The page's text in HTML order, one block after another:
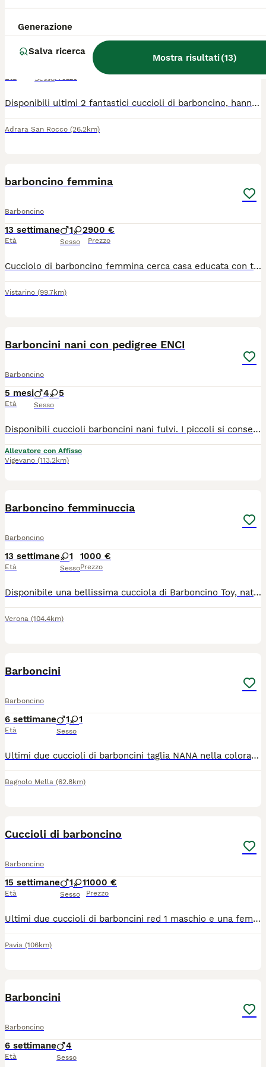
Generazione
Salva ricerca
Mostra risultati(13)
Barboncino
Età SessoPrezzo
Disponibili ultimi 2 fantastici cuccioli di barboncino, hanno 4 mesi e mezzo, ciclo vaccinale terminato, entrambi i genitori sono di mia proprietà e sono entrambi nani, possibilità quindi di vedere anche loro
Adrara San Rocco (26.2km)
barboncino femmina
Barboncino
13 settimane
Età
1 2
Sesso
900 €
Prezzo
Cucciolo di barboncino femmina cerca casa educata con tutte le vaccinazioni possibilità di vederlo no perditempo per qualsiasi cosa non esitare a contattarmi
Vistarino (99.7km)
Barboncini nani con pedigree ENCI
Barboncino
5 mesi
Età
4 5
Sesso
Disponibili cuccioli barboncini nani fulvi. I piccoli si consegnano con doppia vaccinazione, microchip, libretto sanitario, certificato di buona salute, contratto di cessione, kit cibo iniziale e pedigree. Genitori testati e visibili. Esperienza di allevamento quarantennale, competenza e serietà. Per ulteriori informazioni o per fissare un appuntamento è richiesta una telefonata. Mantengo i contatti nel tempo. Possibilità di servizio pensione in caso di assenza temporanea.
Allevatore con Affisso
Vigevano (113.2km)
Barboncino femminuccia
Barboncino
13 settimane
Età
1
Sesso
1000 €
Prezzo
Disponibile una bellissima cucciola di Barboncino Toy, nata il 6 maggio. Femminuccia - colore fulvo (red), come mamma e papà, entrambi Barboncini Toy. regolarmente sverminata con prima vaccinazione effettuata senza pedigree Cerchiamo per lei una famiglia amorevole e responsabile, che possano offrirle una casa piena di affetto. Per maggiori informazioni o per ricevere foto e video, contattatemi in privato.
Verona (104.4km)
Barboncini
Barboncino
6 settimane
Età
1 1
Sesso
Ultimi due cuccioli di barboncini taglia NANA nella colorazione Red/ albicocca. I cuccioli saranno pronti per fine agosto se svezzati. Saranno consegnati sverminati,vaccinati,con antiparassitario,microchip,libretto sanitario che ne attestino la buona salute. Crescono in ambiente familiare. La mamma è visibile con i cuccioli. Per altre info contattatemi. No perditempo No perditempo No perditempo
Bagnolo Mella (62.8km)
Cuccioli di barboncino
Barboncino
15 settimane
Età
1 1
Sesso
1000 €
Prezzo
Ultimi due cuccioli di barboncini red 1 maschio e una femmina ancora disponibili nati il 22 aprile e ora disponibili x il ritiro o prenotazione.. Genitori visibili.. X qualsiasi info lasciare un recapito o contattare 3400612736
Pavia (106km)
Barboncini
Barboncino
6 settimane
Età
4
Sesso